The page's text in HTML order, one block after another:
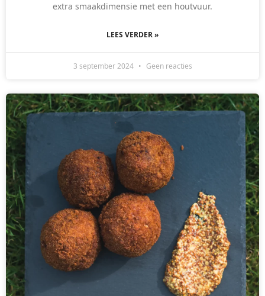
extra smaakdimensie met een houtvuur.
LEES VERDER »
3 september 2024 Geen reacties